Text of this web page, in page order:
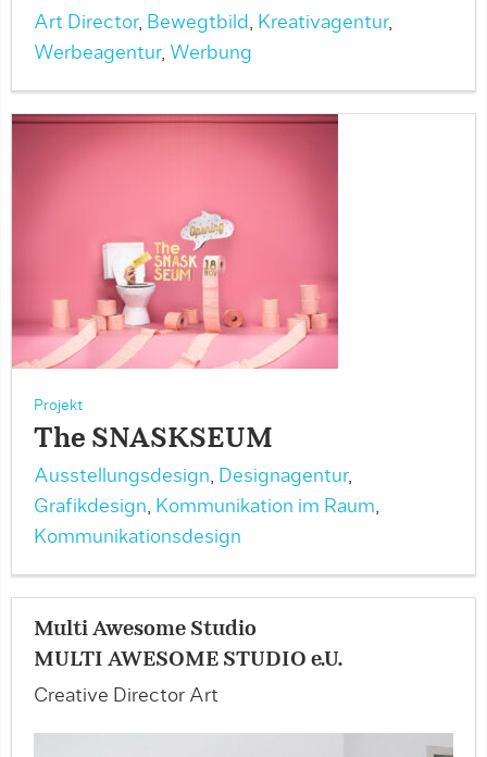
Art Director, Bewegtbild, Kreativagentur,
Werbeagentur, Werbung
Projekt
The SNASKSEUM
Ausstellungsdesign, Designagentur,
Grafikdesign, Kommunikation im Raum,
Kommunikationsdesign
Multi Awesome Studio
MULTI AWESOME STUDIO e.U.
Creative Director Art